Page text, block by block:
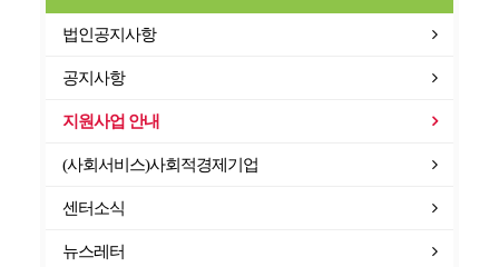
법인공지사항
공지사항
지원사업 안내
(사회서비스)사회적경제기업
센터소식
뉴스레터